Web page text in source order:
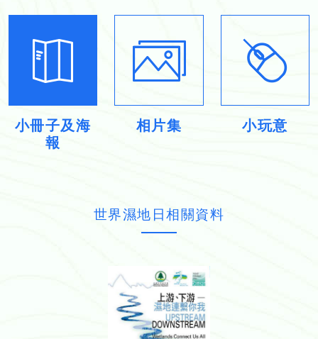
小冊子及海
報
相片集 小玩意
世界濕地日相關資料